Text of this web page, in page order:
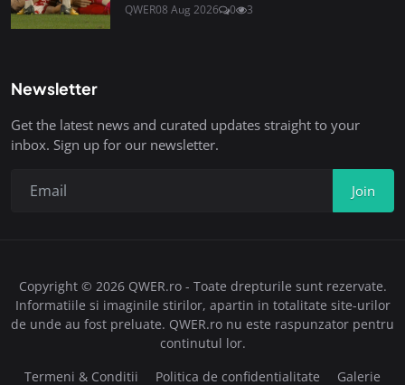
QWER08 Aug 2026 0 3
Newsletter
Get the latest news and curated updates straight to your
inbox. Sign up for our newsletter.
Join
Copyright © 2026 QWER.ro - Toate drepturile sunt rezervate.
Informatiile si imaginile stirilor, apartin in totalitate site-urilor
de unde au fost preluate. QWER.ro nu este raspunzator pentru
continutul lor.
Termeni & Conditii
Politica de confidentialitate Galerie